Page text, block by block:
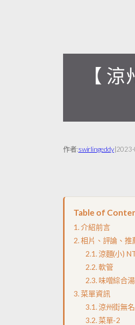
【
作者:swirlingeddy|
Table of
介紹前言
相片、評論、推
涼麵(小)
軟管
味噌綜合
菜單資訊
涼州街無
菜單-2